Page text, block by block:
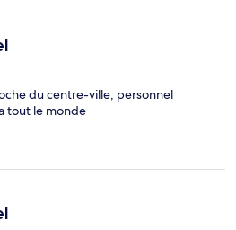
du centre-ville, personnel
tout le monde